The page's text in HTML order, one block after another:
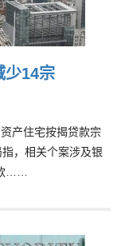
少14宗
产住宅按揭贷款宗
，相关个案涉及银
……